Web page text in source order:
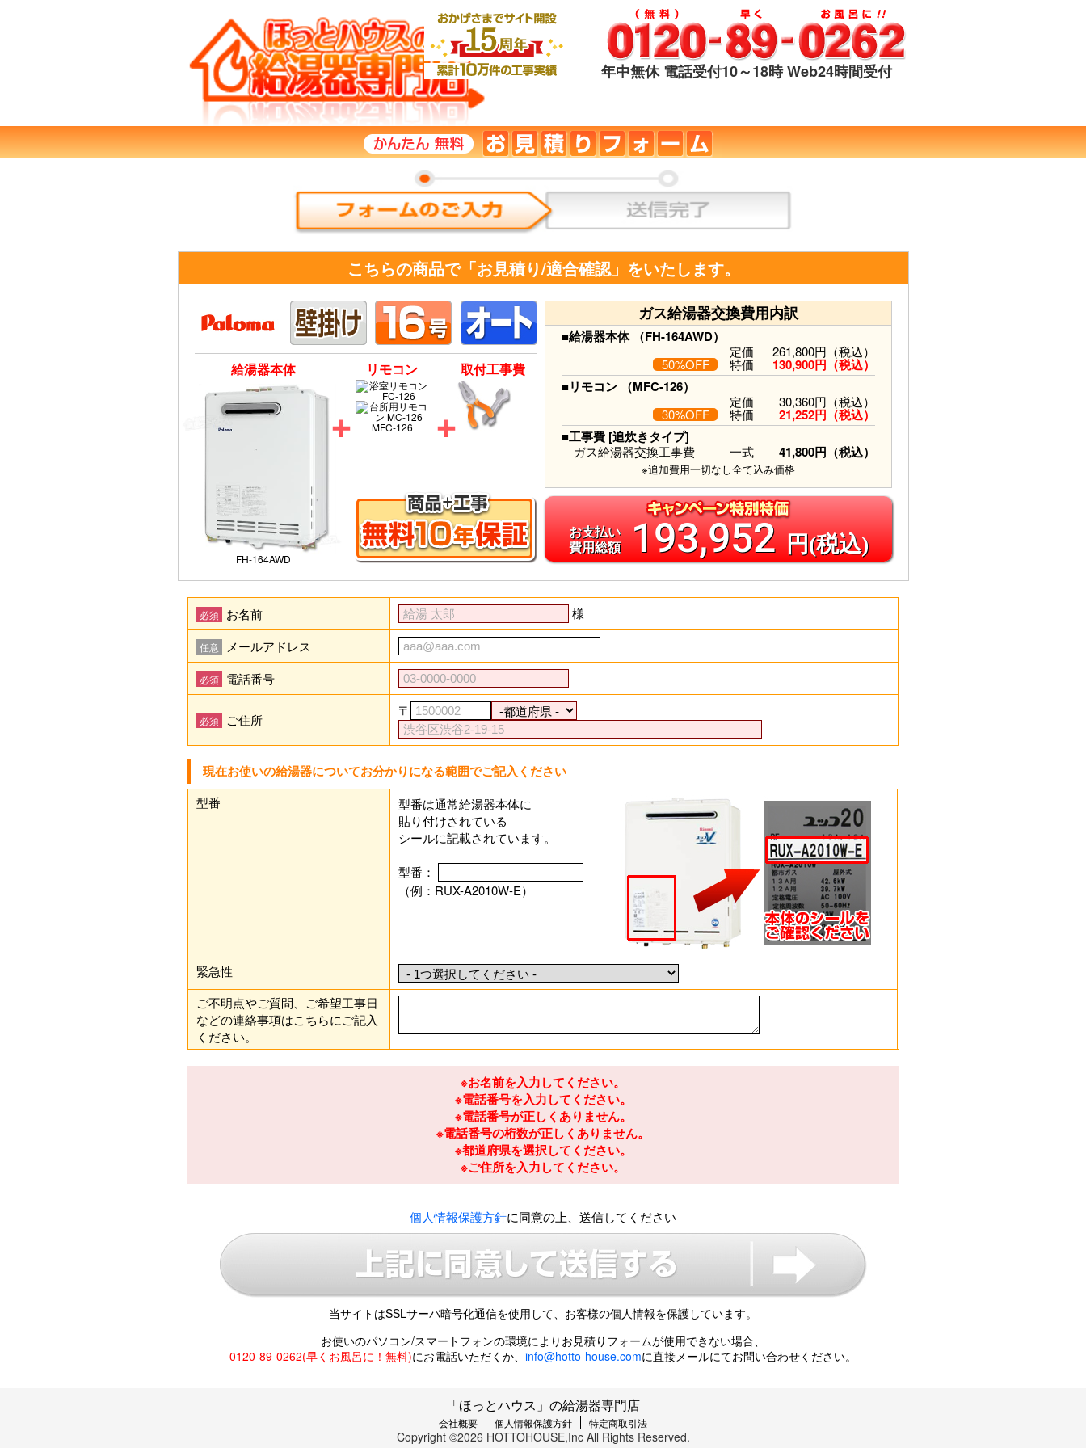
年中無休 電話受付10～18時 Web24時間受付
こちらの商品で「お見積り/適合確認」をいたします。
給湯器本体
FH-164AWD
リモコン
MFC-126
取付工事費
ガス給湯器交換費用内訳
■給湯器本体 （FH-164AWD）
定価 261,800円（税込）
50%OFF 特価
130,900円（税込）
■リモコン （MFC-126）
定価 30,360円（税込）
30%OFF 特価
21,252円（税込）
■工事費 [追炊きタイプ]
ガス給湯器交換工事費 一式 41,800円（税込）
※追加費用一切なし全て込み価格
お支払い
費用総額193,952円(税込)
必須 お名前 様
任意 メールアドレス
必須 電話番号
必須 ご住所
〒
現在お使いの給湯器についてお分かりになる範囲でご記入ください
型番
型番は通常給湯器本体に
貼り付けされている
シールに記載されています。
型番：
（例：RUX-A2010W-E）
緊急性
ご不明点やご質問、ご希望工事日
などの連絡事項はこちらにご記入
ください。
※お名前を入力してください。
※電話番号を入力してください。
※電話番号が正しくありません。
※電話番号の桁数が正しくありません。
※都道府県を選択してください。
※ご住所を入力してください。
個人情報保護方針に同意の上、送信してください
当サイトはSSLサーバ暗号化通信を使用して、 お客様の個人情報を保護しています。
お使いのパソコン/スマートフォンの環境により お見積りフォームが使用できない場合、
0120-89-0262(早くお風呂に！無料)にお電話いただくか、 info@hotto-house.comに直接メールにてお問い合わせください。
「ほっとハウス」の給湯器専門店
会社概要 個人情報保護方針 特定商取引法
Copyright ©2026 HOTTOHOUSE,Inc All Rights Reserved.